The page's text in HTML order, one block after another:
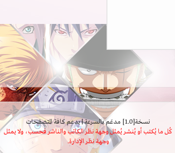
نسخة[1.0] مدعَم بالسرعة | يدعم كافة المتصفحات
كُل ما يُكتب أو يُنشر يُمثل وجهة نظر الكاتب والناشر فحسب، ولا يمثل
وجهة نظر الإدارة.